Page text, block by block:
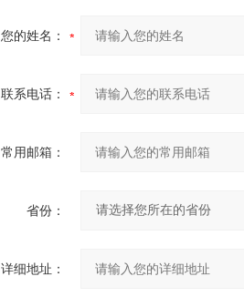
您的姓名：
联系电话：
常用邮箱：
省份：
详细地址：